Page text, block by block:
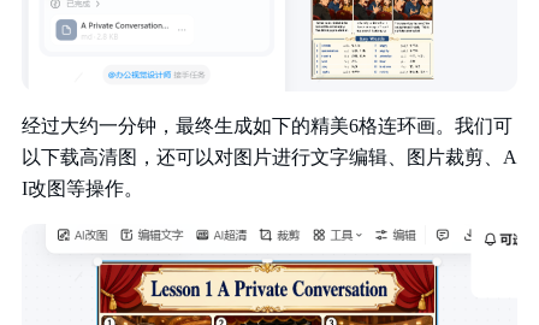
经过大约一分钟，最终生成如下的精美6格连环画。我们可
以下载高清图，还可以对图片进行文字编辑、图片裁剪、A
I改图等操作。